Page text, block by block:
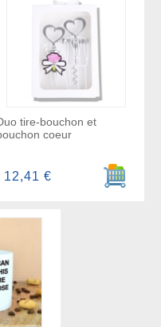
tire-bouchon et
coeur
Ajouter
12,41 €